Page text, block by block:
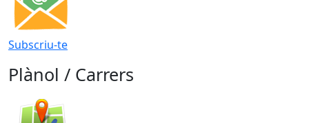
Subscriu-te
Plànol / Carrers